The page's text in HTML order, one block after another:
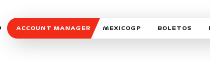
ACCOUNT MANAGER MEXICOGP BOLETOS